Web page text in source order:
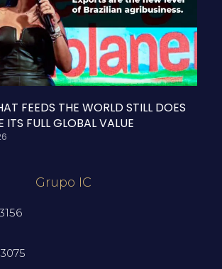
Grupo IC
FEEDS THE WORLD STILL DOES
ITS FULL GLOBAL VALUE